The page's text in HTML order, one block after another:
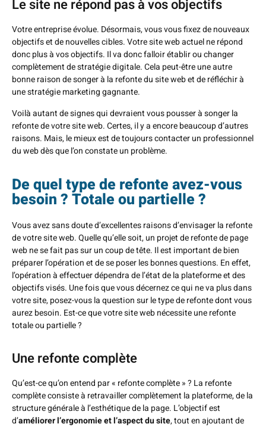
Le site ne répond pas à vos objectifs
Votre entreprise évolue. Désormais, vous vous fixez de nouveaux
objectifs et de nouvelles cibles. Votre site web actuel ne répond
donc plus à vos objectifs. Il va donc falloir établir ou changer
complètement de stratégie digitale. Cela peut-être une autre
bonne raison de songer à la refonte du site web et de réfléchir à
une stratégie marketing gagnante.
Voilà autant de signes qui devraient vous pousser à songer la
refonte de votre site web. Certes, il y a encore beaucoup d’autres
raisons. Mais, le mieux est de toujours contacter un professionnel
du web dès que l’on constate un problème.
De quel type de refonte avez-vous
besoin ? Totale ou partielle ?
Vous avez sans doute d’excellentes raisons d’envisager la refonte
de votre site web. Quelle qu’elle soit, un projet de refonte de page
web ne se fait pas sur un coup de tête. Il est important de bien
préparer l’opération et de se poser les bonnes questions. En effet,
l’opération à effectuer dépendra de l’état de la plateforme et des
objectifs visés. Une fois que vous décernez ce qui ne va plus dans
votre site, posez-vous la question sur le type de refonte dont vous
aurez besoin. Est-ce que votre site web nécessite une refonte
totale ou partielle ?
Une refonte complète
Qu’est-ce qu’on entend par « refonte complète » ? La refonte
complète consiste à retravailler complètement la plateforme, de la
structure générale à l’esthétique de la page. L’objectif est
d’améliorer l’ergonomie et l’aspect du site, tout en ajoutant de